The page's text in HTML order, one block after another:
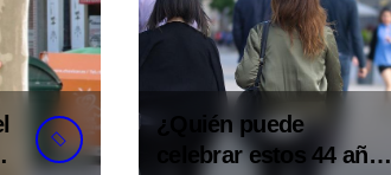
¿Quién puede
celebrar estos 44 años